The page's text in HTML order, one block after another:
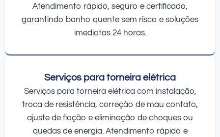
Atendimento rápido, seguro e certificado,
garantindo banho quente sem risco e soluções
imediatas 24 horas.
Serviços para torneira elétrica
Serviços para torneira elétrica com instalação,
troca de resistência, correção de mau contato,
ajuste de fiação e eliminação de choques ou
quedas de energia. Atendimento rápido e